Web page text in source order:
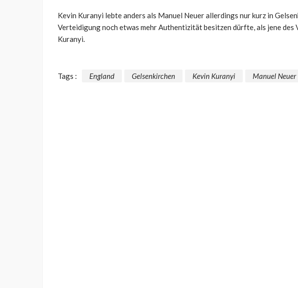
Kevin Kuranyi lebte anders als Manuel Neuer allerdings nur kurz in
Verteidigung noch etwas mehr Authentizität besitzen dürfte, als jene
Kuranyi.
Tags : England Gelsenkirchen Kevin Kuranyi Manuel Neuer